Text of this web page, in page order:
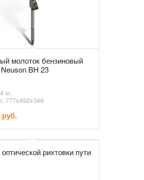
молоток бензиновый
BH 23
кг.
777x492x346
руб.
рихтовки пути